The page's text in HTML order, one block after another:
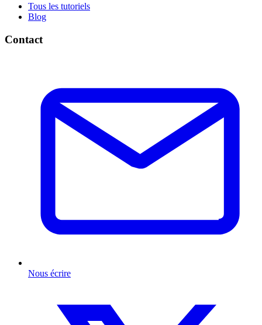
Tous les tutoriels
Blog
Contact
Nous écrire